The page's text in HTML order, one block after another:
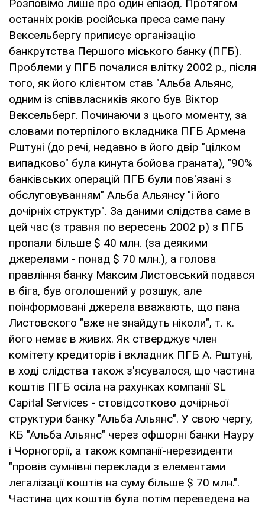
Розповімо лише про один епізод. Протягом
останніх років російська преса саме пану
Вексельбергу приписує організацію
банкрутства Першого міського банку (ПГБ).
Проблеми у ПГБ почалися влітку 2002 р., після
того, як його клієнтом став "Альба Альянс,
одним із співвласників якого був Віктор
Вексельберг. Починаючи з цього моменту, за
словами потерпілого вкладника ПГБ Армена
Рштуні (до речі, недавно в його двір "цілком
випадково" була кинута бойова граната), "90%
банківських операцій ПГБ були пов'язані з
обслуговуванням" Альба Альянсу "і його
дочірніх структур". За даними слідства саме в
цей час (з травня по вересень 2002 р) з ПГБ
пропали більше $ 40 млн. (за деякими
джерелами - понад $ 70 млн.), а голова
правління банку Максим Листовський подався
в біга, був оголошений у розшук, але
поінформовані джерела вважають, що пана
Листовского "вже не знайдуть ніколи", т. к.
його немає в живих. Як стверджує член
комітету кредиторів і вкладник ПГБ А. Рштуні,
в ході слідства також з'ясувалося, що частина
коштів ПГБ осіла на рахунках компанії SL
Capital Services - стовідсотково дочірньої
структури банку "Альба Альянс". У свою чергу,
КБ "Альба Альянс" через офшорні банки Науру
і Чорногорії, а також компанії-нерезиденти
"провів сумнівні переклади з елементами
легалізації коштів на суму більше $ 70 млн.".
Частина цих коштів була потім переведена на